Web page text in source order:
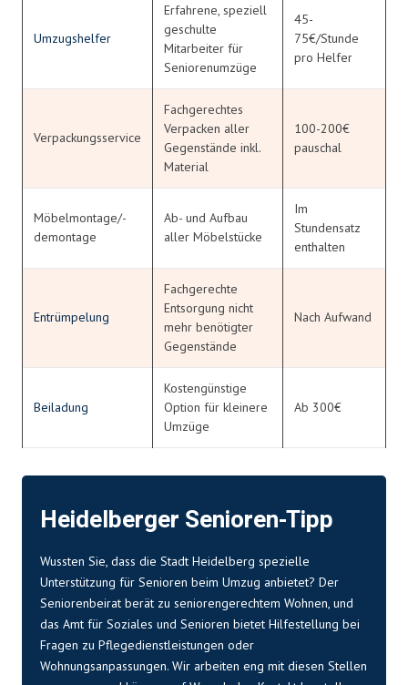
Umzugshelfer
Erfahrene, speziell
geschulte
Mitarbeiter für
Seniorenumzüge
45-
75€/Stunde
pro Helfer
Verpackungsservice
Fachgerechtes
Verpacken aller
Gegenstände inkl.
Material
100-200€
pauschal
Möbelmontage/-
demontage
Ab- und Aufbau
aller Möbelstücke
Im
Stundensatz
enthalten
Entrümpelung
Fachgerechte
Entsorgung nicht
mehr benötigter
Gegenstände
Nach Aufwand
Beiladung
Kostengünstige
Option für kleinere
Umzüge
Ab 300€
Heidelberger Senioren-Tipp
Wussten Sie, dass die Stadt Heidelberg spezielle
Unterstützung für Senioren beim Umzug anbietet? Der
Seniorenbeirat berät zu seniorengerechtem Wohnen, und
das Amt für Soziales und Senioren bietet Hilfestellung bei
Fragen zu Pflegedienstleistungen oder
Wohnungsanpassungen. Wir arbeiten eng mit diesen Stellen